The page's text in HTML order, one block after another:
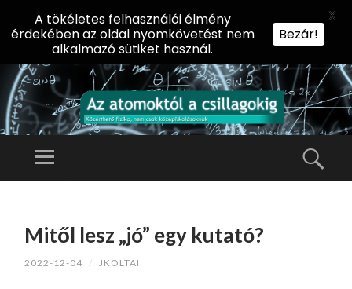
AZ
KT
Előadássorozat
Természettudományi
Menü
TARTALOMHOZ
Mitől lesz „jó” egy kutató?
2022-12-04 / JKOLTAI
A tökéletes felhasználói élmény
érdekében az oldal nyomkövetést nem
alkalmazó sütiket használ.
Bezár!
X